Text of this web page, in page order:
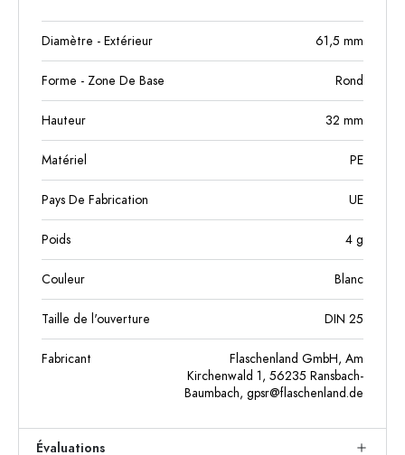
Diamètre - Extérieur 61,5 mm
Forme - Zone De Base Rond
Hauteur 32 mm
Matériel PE
Pays De Fabrication UE
Poids 4 g
Couleur Blanc
Taille de l'ouverture DIN 25
Fabricant
Flaschenland GmbH, Am
Kirchenwald 1, 56235 Ransbach-
Baumbach, gpsr@flaschenland.de
Évaluations